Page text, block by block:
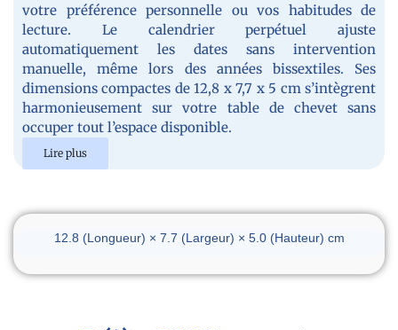
votre préférence personnelle ou vos habitudes de
lecture. Le calendrier perpétuel ajuste
automatiquement les dates sans intervention
manuelle, même lors des années bissextiles. Ses
dimensions compactes de 12,8 x 7,7 x 5 cm s’intègrent
harmonieusement sur votre table de chevet sans
occuper tout l’espace disponible.
Lire plus
Dimensions du réveil
12.8 (Longueur) × 7.7 (Largeur) × 5.0 (Hauteur) cm